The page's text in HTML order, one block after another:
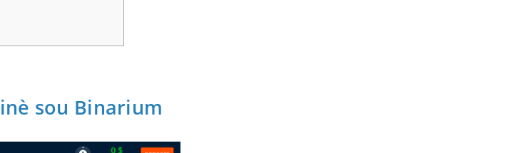
sou Binarium